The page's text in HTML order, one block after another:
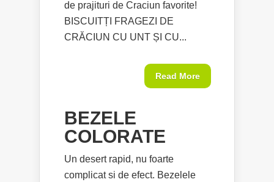
de prajituri de Craciun favorite!
BISCUITȚI FRAGEZI DE
CRĂCIUN CU UNT ȘI CU...
Read More
BEZELE
COLORATE
Un desert rapid, nu foarte
complicat si de efect. Bezelele